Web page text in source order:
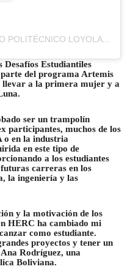
A POST SHARED BY INSTITUTO POLITÉCNICO LOYOLA (@POLITECNICOLOYOLA)
Desafíos Estudiantiles
del programa Artemis
llevar a la primera mujer y a
ser un trampolín
participantes, muchos de los
o en la industria
en este tipo de
a los estudiantes
futuras carreras en los
la ingeniería y las
y la motivación de los
HERC ha cambiado mi
como estudiante.
proyectos y tener un
Rodríguez, una
Boliviana.